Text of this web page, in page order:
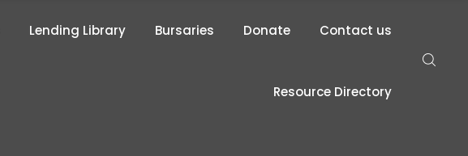
Lending Library Bursaries Donate Contact us
Resource Directory